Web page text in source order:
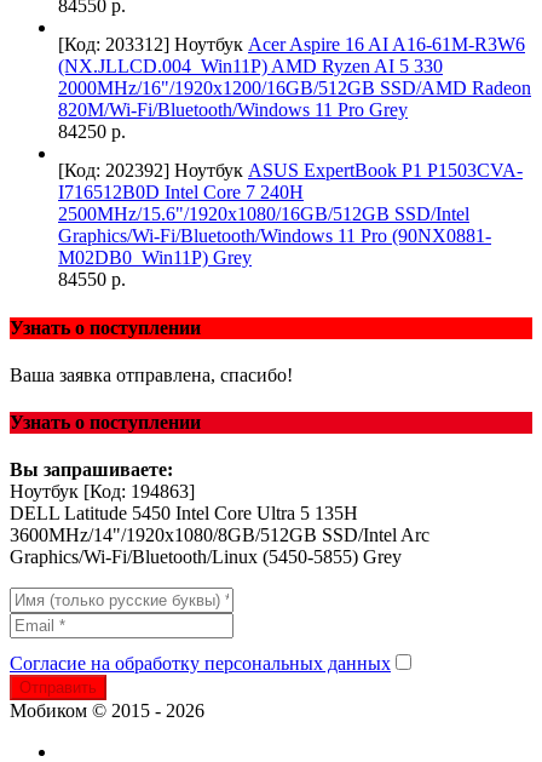
84550 р.
[Код: 203312] Ноутбук Acer Aspire 16 AI A16-61M-R3W6
(NX.JLLCD.004_Win11P) AMD Ryzen AI 5 330
2000MHz/16"/1920x1200/16GB/512GB SSD/AMD Radeon
820M/Wi-Fi/Bluetooth/Windows 11 Pro Grey
84250 р.
[Код: 202392] Ноутбук ASUS ExpertBook P1 P1503CVA-
I716512B0D Intel Core 7 240H
2500MHz/15.6"/1920x1080/16GB/512GB SSD/Intel
Graphics/Wi-Fi/Bluetooth/Windows 11 Pro (90NX0881-
M02DB0_Win11P) Grey
84550 р.
Узнать о поступлении
Ваша заявка отправлена, спасибо!
Узнать о поступлении
Вы запрашиваете:
Ноутбук [Код: 194863]
DELL Latitude 5450 Intel Core Ultra 5 135H
3600MHz/14"/1920x1080/8GB/512GB SSD/Intel Arc
Graphics/Wi-Fi/Bluetooth/Linux (5450-5855) Grey
Согласие на обработку персональных данных
Отправить
Мобиком © 2015 - 2026